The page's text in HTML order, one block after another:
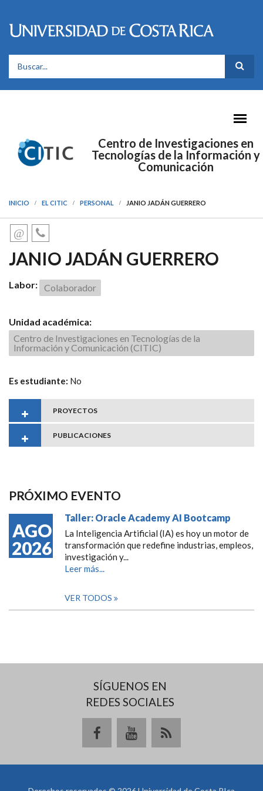
FORMULARIO DE BÚSQUEDA
Centro de Investigaciones en
Tecnologías de la Información y
Comunicación
INICIO EL CITIC PERSONAL JANIO JADÁN GUERRERO
JANIO JADÁN GUERRERO
Labor: Colaborador
Unidad académica:
Centro de Investigaciones en Tecnologías de la
Información y Comunicación (CITIC)
Es estudiante: No
PROYECTOS
PUBLICACIONES
PRÓXIMO EVENTO
AGO
2026
Taller: Oracle Academy AI Bootcamp
La Inteligencia Artificial (IA) es hoy un motor de
transformación que redefine industrias, empleos,
investigación y...
Leer más...
VER TODOS
SÍGUENOS EN
REDES SOCIALES